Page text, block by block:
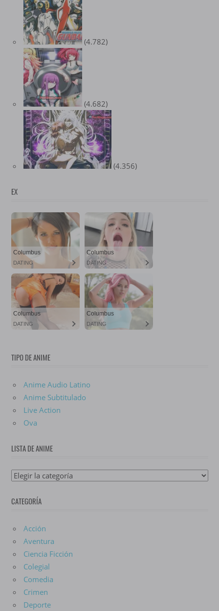
(4.782)
(4.682)
(4.356)
EX
TIPO DE ANIME
Anime Audio Latino
Anime Subtitulado
Live Action
Ova
LISTA DE ANIME
Lista
Anime
CATEGORÍA
Acción
Aventura
Ciencia Ficción
Colegial
Comedia
Crimen
Deporte